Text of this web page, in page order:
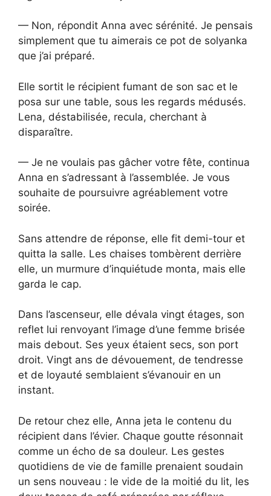
— Non, répondit Anna avec sérénité. Je pensais
simplement que tu aimerais ce pot de solyanka
que j’ai préparé.
Elle sortit le récipient fumant de son sac et le
posa sur une table, sous les regards médusés.
Lena, déstabilisée, recula, cherchant à
disparaître.
— Je ne voulais pas gâcher votre fête, continua
Anna en s’adressant à l’assemblée. Je vous
souhaite de poursuivre agréablement votre
soirée.
Sans attendre de réponse, elle fit demi-tour et
quitta la salle. Les chaises tombèrent derrière
elle, un murmure d’inquiétude monta, mais elle
garda le cap.
Dans l’ascenseur, elle dévala vingt étages, son
reflet lui renvoyant l’image d’une femme brisée
mais debout. Ses yeux étaient secs, son port
droit. Vingt ans de dévouement, de tendresse
et de loyauté semblaient s’évanouir en un
instant.
De retour chez elle, Anna jeta le contenu du
récipient dans l’évier. Chaque goutte résonnait
comme un écho de sa douleur. Les gestes
quotidiens de vie de famille prenaient soudain
un sens nouveau : le vide de la moitié du lit, les